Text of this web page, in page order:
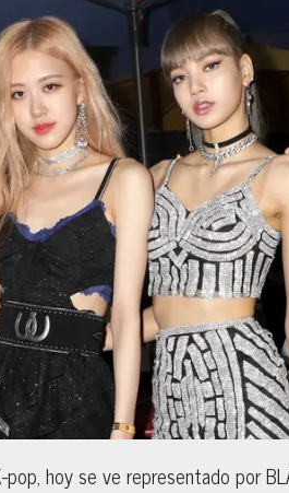
hoy se ve representado por